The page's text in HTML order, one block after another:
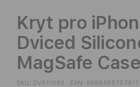
Kryt pro
Dviced
MagSafe
SKU: DV511063 EAN: 5996488707911